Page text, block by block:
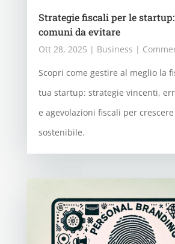
Strategie fiscali per le
comuni da evitare
Ott 28, 2025 | Business |
Scopri come gestire al meglio la
tua startup: strategie vincenti,
e agevolazioni fiscali per
sostenibile.